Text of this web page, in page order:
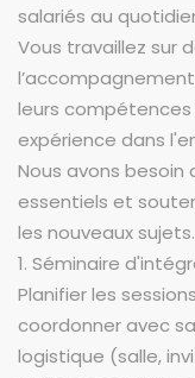
salariés au
Vous travaillez sur
leurs
expérience dans
Nous avons besoin
essentiels et
les nouveaux sujets.
1. Séminaire
Planifier les
coordonner avec
logistique (salle,